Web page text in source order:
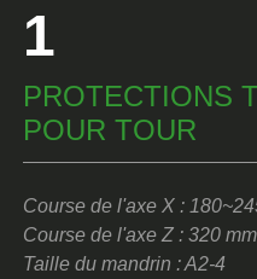
1
PROTECTIONS
POUR TOUR
Course de l'axe X :
Course de l'axe Z : 320
Taille du mandrin : A2-4